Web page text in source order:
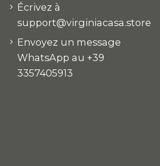
Écrivez à
support@virginiacasa.store
Envoyez un message
WhatsApp au +39
3357405913